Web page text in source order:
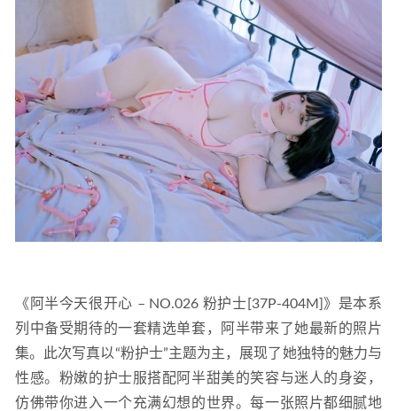
《阿半今天很开心 – NO.026 粉护士[37P-404M]》是本系
列中备受期待的一套精选单套，阿半带来了她最新的照片
集。此次写真以“粉护士”主题为主，展现了她独特的魅力与
性感。粉嫩的护士服搭配阿半甜美的笑容与迷人的身姿，
仿佛带你进入一个充满幻想的世界。每一张照片都细腻地